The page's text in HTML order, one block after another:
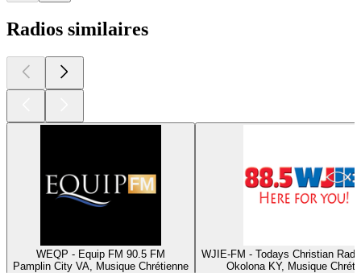
Radios similaires
WEQP - Equip FM 90.5 FM
Pamplin City VA, Musique Chrétienne
WJIE-FM - Todays Christian
Okolona KY, Musique